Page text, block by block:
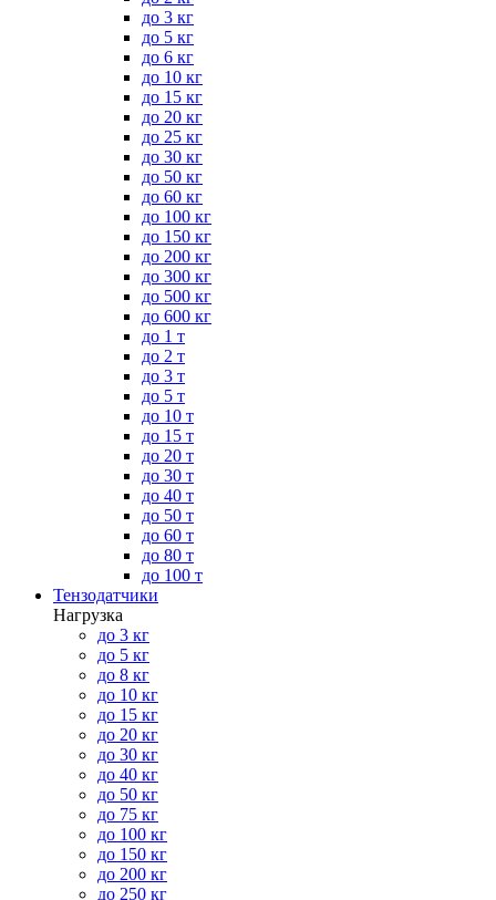
до 3 кг
до 5 кг
до 6 кг
до 10 кг
до 15 кг
до 20 кг
до 25 кг
до 30 кг
до 50 кг
до 60 кг
до 100 кг
до 150 кг
до 200 кг
до 300 кг
до 500 кг
до 600 кг
до 1 т
до 2 т
до 3 т
до 5 т
до 10 т
до 15 т
до 20 т
до 30 т
до 40 т
до 50 т
до 60 т
до 80 т
до 100 т
Тензодатчики
Нагрузка
до 3 кг
до 5 кг
до 8 кг
до 10 кг
до 15 кг
до 20 кг
до 30 кг
до 40 кг
до 50 кг
до 75 кг
до 100 кг
до 150 кг
до 200 кг
до 250 кг